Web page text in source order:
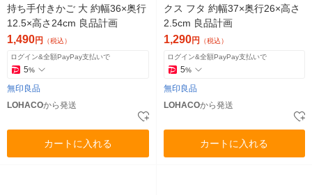
持ち手付きかご 大 約幅36×奥行
12.5×高さ24cm 良品計画
1,490円 （税込）
ログイン&全額PayPay支払いで
5%
無印良品
LOHACOから発送
カートに入れる
クス フタ 約幅37×奥行26×高さ
2.5cm 良品計画
1,290円 （税込）
ログイン&全額PayPay支払いで
5%
無印良品
LOHACOから発送
カートに入れる